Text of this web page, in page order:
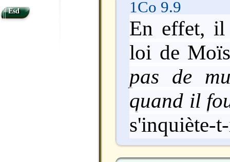
1Co 9.9
En effet, il
loi de
pas de
quand il
s'inquiète-
Esd